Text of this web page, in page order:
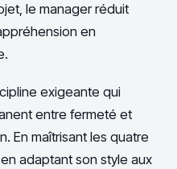
le manager réduit
en
exigeante qui
entre fermeté et
En maîtrisant les quatre
adaptant son style aux